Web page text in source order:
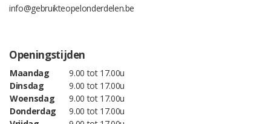
info@gebruikteopelonderdelen.be
Openingstijden
Maandag
9.00 tot 17.00u
Dinsdag
9.00 tot 17.00u
Woensdag
9.00 tot 17.00u
Donderdag
9.00 tot 17.00u